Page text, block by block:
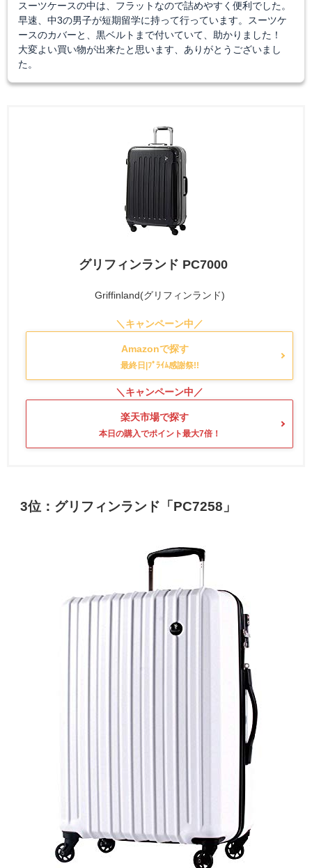
スーツケースの中は、フラットなので詰めやすく便利でした。
早速、中3の男子が短期留学に持って行っています。スーツケ
ースのカバーと、黒ベルトまで付いていて、助かりました！
大変よい買い物が出来たと思います、ありがとうございまし
た。
グリフィンランド PC7000
Griffinland(グリフィンランド)
Amazonで探す
楽天市場で探す
3位：グリフィンランド「PC7258」